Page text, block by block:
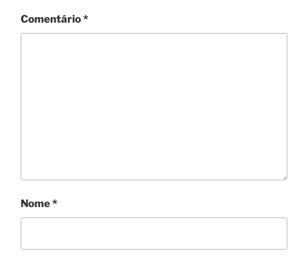
Comentário*
Nome*